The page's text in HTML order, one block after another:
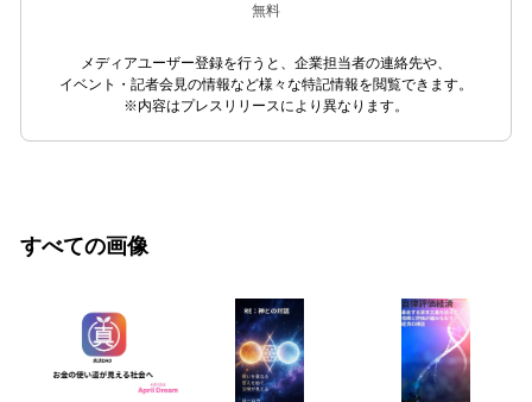
無料
メディアユーザー登録を行うと、企業担当者の連絡先や、
イベント・記者会見の情報など様々な特記情報を閲覧できます。
※内容はプレスリリースにより異なります。
すべての画像